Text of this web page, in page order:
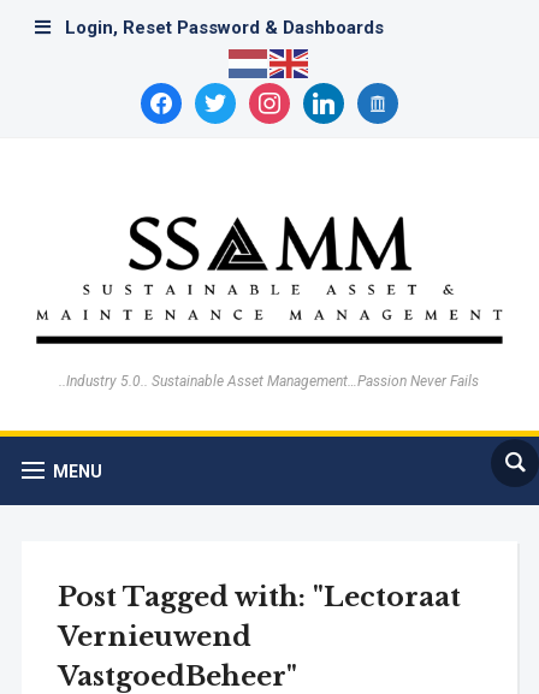
Login, Reset Password & Dashboards
facebooktwitter instagramlinkedinarchive
..Industry 5.0.. Sustainable Asset Management…Passion Never Fails
MENU
Post Tagged with: "Lectoraat
Vernieuwend
VastgoedBeheer"